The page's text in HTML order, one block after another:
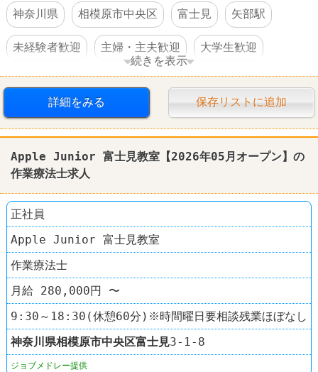
神奈川県
相模原市中央区 富士見 矢部駅
未経験者歓迎 主婦・主夫歓迎 大学生歓迎
高校生OK 短期のオシゴト 交通費支給
続きを表示
詳細をみる 保存リストに追加
Apple Junior 富士見教室【2026年05月オープン】の
作業療法士求人
正社員
Apple Junior 富士見教室
作業療法士
月給 280,000円 〜
9:30～18:30(休憩60分)※時間曜日要相談残業ほぼなし
神奈川県相模原市中央区富士見3-1-8
ジョブメドレー提供